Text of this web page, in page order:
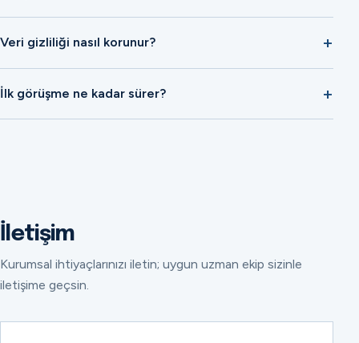
Veri gizliliği nasıl korunur?
İlk görüşme ne kadar sürer?
İletişim
Kurumsal ihtiyaçlarınızı iletin; uygun uzman ekip sizinle
iletişime geçsin.